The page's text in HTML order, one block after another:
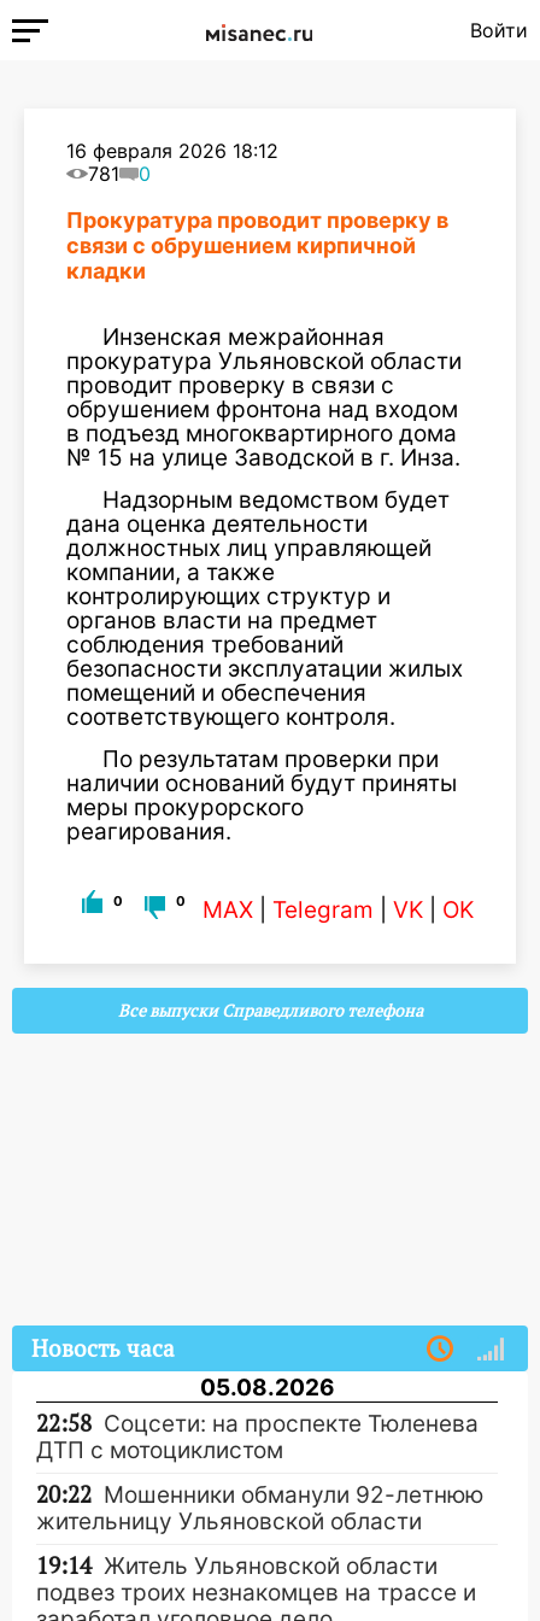
Войти
16 февраля 2026 18:12
781
0
Прокуратура проводит проверку в
связи с обрушением кирпичной
кладки
Инзенская межрайонная
прокуратура Ульяновской области
проводит проверку в связи с
обрушением фронтона над входом
в подъезд многоквартирного дома
№ 15 на улице Заводской в г. Инза.
Надзорным ведомством будет
дана оценка деятельности
должностных лиц управляющей
компании, а также
контролирующих структур и
органов власти на предмет
соблюдения требований
безопасности эксплуатации жилых
помещений и обеспечения
соответствующего контроля.
По результатам проверки при
наличии оснований будут приняты
меры прокурорского
реагирования.
0 0 MAX Telegram VK OK
Все выпуски Справедливого телефона
Новость часа
05.08.2026
22:58 Соцсети: на проспекте Тюленева
ДТП с мотоциклистом
20:22 Мошенники обманули 92-летнюю
жительницу Ульяновской области
19:14 Житель Ульяновской области
подвез троих незнакомцев на трассе и